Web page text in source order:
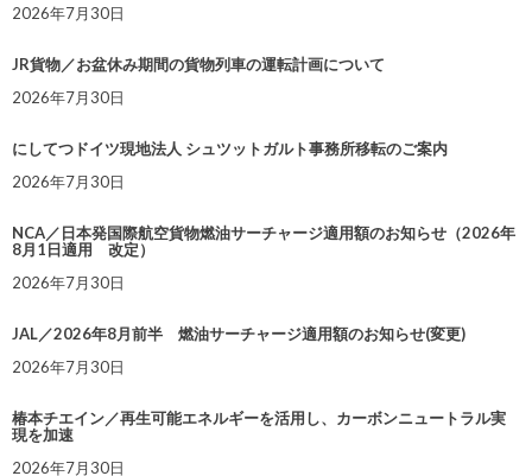
2026年7月30日
JR貨物／お盆休み期間の貨物列車の運転計画について
2026年7月30日
にしてつドイツ現地法人 シュツットガルト事務所移転のご案内
2026年7月30日
NCA／日本発国際航空貨物燃油サーチャージ適用額のお知らせ（2026年
8月1日適用 改定）
2026年7月30日
JAL／2026年8月前半 燃油サーチャージ適用額のお知らせ(変更)
2026年7月30日
椿本チエイン／再生可能エネルギーを活用し、カーボンニュートラル実
現を加速
2026年7月30日